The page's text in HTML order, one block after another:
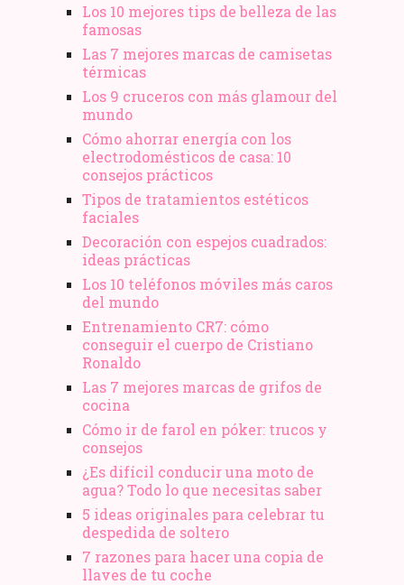
Los 10 mejores tips de belleza de las
famosas
Las 7 mejores marcas de camisetas
térmicas
Los 9 cruceros con más glamour del
mundo
Cómo ahorrar energía con los
electrodomésticos de casa: 10
consejos prácticos
Tipos de tratamientos estéticos
faciales
Decoración con espejos cuadrados:
ideas prácticas
Los 10 teléfonos móviles más caros
del mundo
Entrenamiento CR7: cómo
conseguir el cuerpo de Cristiano
Ronaldo
Las 7 mejores marcas de grifos de
cocina
Cómo ir de farol en póker: trucos y
consejos
¿Es difícil conducir una moto de
agua? Todo lo que necesitas saber
5 ideas originales para celebrar tu
despedida de soltero
7 razones para hacer una copia de
llaves de tu coche